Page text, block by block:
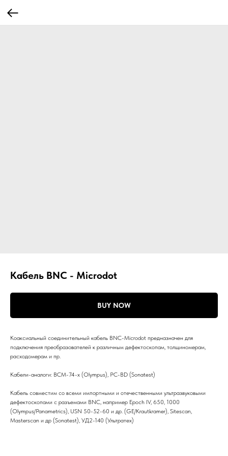
Кабель BNC - Microdot
BUY NOW
Коаксиальный соединительный кабель BNC-Microdot предназначен для
подключения преобразователей к различным дефектоскопам, толщиномерам,
расходомерам и пр.
Кабели-аналоги: BCM-74-x (Olympus), PC-BD (Sonatest)
Кабель совместим со всеми импортными и отечественными ультразвуковыми
дефектоскопами с разъемами BNC, например Epoch IV, 650, 1000
(Olympus/Panametrics), USN 50-52-60 и др. (GE/Krautkramer), Sitescan,
Masterscan и др (Sonatest), УД2-140 (Ультратех)